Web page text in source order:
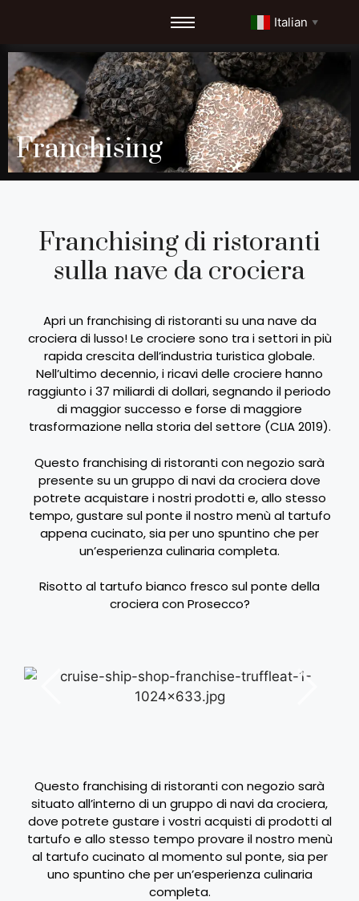
Italian ▼
Franchising
Franchising di ristoranti
sulla nave da crociera
Apri un franchising di ristoranti su una nave da
crociera di lusso! Le crociere sono tra i settori in più
rapida crescita dell’industria turistica globale.
Nell’ultimo decennio, i ricavi delle crociere hanno
raggiunto i 37 miliardi di dollari, segnando il periodo
di maggior successo e forse di maggiore
trasformazione nella storia del settore (CLIA 2019).
Questo franchising di ristoranti con negozio sarà
presente su un gruppo di navi da crociera dove
potrete acquistare i nostri prodotti e, allo stesso
tempo, gustare sul ponte il nostro menù al tartufo
appena cucinato, sia per uno spuntino che per
un’esperienza culinaria completa.
Risotto al tartufo bianco fresco sul ponte della
crociera con Prosecco?
Questo franchising di ristoranti con negozio sarà
situato all’interno di un gruppo di navi da crociera,
dove potrete gustare i vostri acquisti di prodotti al
tartufo e allo stesso tempo provare il nostro menù
al tartufo cucinato al momento sul ponte, sia per
uno spuntino che per un’esperienza culinaria
completa.